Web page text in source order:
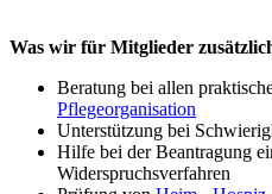
Was wir für Mitglieder
Beratung bei allen
Pflegeorganisation
Unterstützung bei
Hilfe bei der Beantragung
Widerspruchsverfahren